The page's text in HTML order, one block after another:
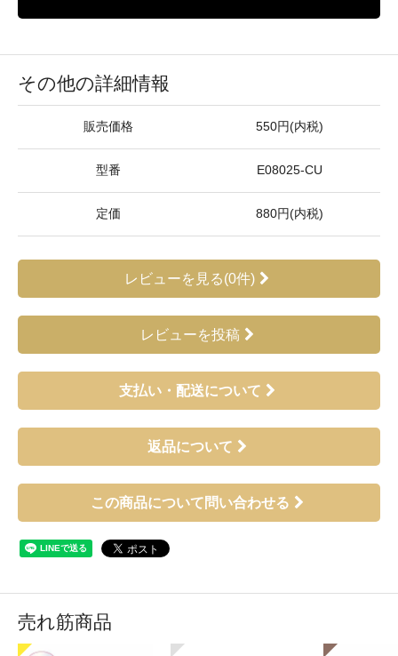
その他の詳細情報
販売価格 550円(内税)
型番 E08025-CU
定価 880円(内税)
レビューを見る(0件)
レビューを投稿
支払い・配送について
返品について
この商品について問い合わせる
売れ筋商品